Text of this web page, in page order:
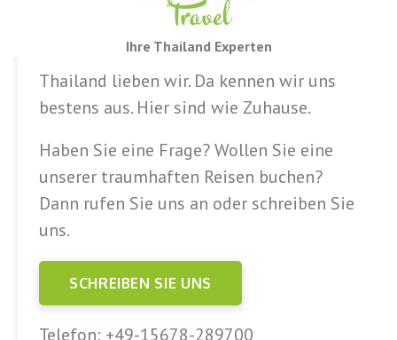
Ihre Thailand Experten
Thailand lieben wir. Da kennen wir uns
bestens aus. Hier sind wie Zuhause.
Haben Sie eine Frage? Wollen Sie eine
unserer traumhaften Reisen buchen?
Dann rufen Sie uns an oder schreiben Sie
uns.
SCHREIBEN SIE UNS
Telefon: +49-15678-289700